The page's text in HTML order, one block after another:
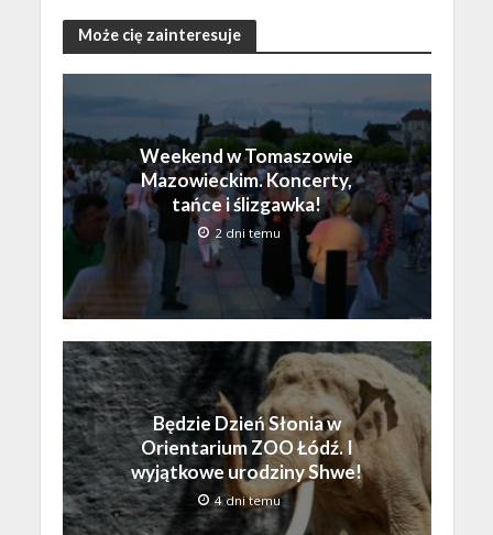
Może cię zainteresuje
Weekend w Tomaszowie
Mazowieckim. Koncerty,
tańce i ślizgawka!
2 dni temu
Będzie Dzień Słonia w
Orientarium ZOO Łódź. I
wyjątkowe urodziny Shwe!
4 dni temu